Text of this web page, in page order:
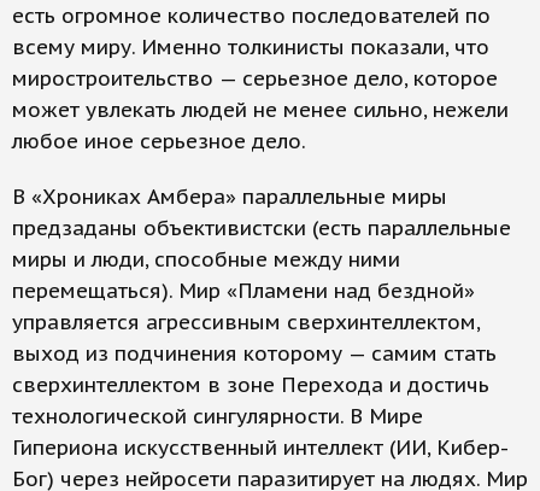
есть огромное количество последователей по
всему миру. Именно толкинисты показали, что
миростроительство — серьезное дело, которое
может увлекать людей не менее сильно, нежели
любое иное серьезное дело.
В «Хрониках Амбера» параллельные миры
предзаданы объективистски (есть параллельные
миры и люди, способные между ними
перемещаться). Мир «Пламени над бездной»
управляется агрессивным сверхинтеллектом,
выход из подчинения которому — самим стать
сверхинтеллектом в зоне Перехода и достичь
технологической сингулярности. В Мире
Гипериона искусственный интеллект (ИИ, Кибер-
Бог) через нейросети паразитирует на людях. Мир